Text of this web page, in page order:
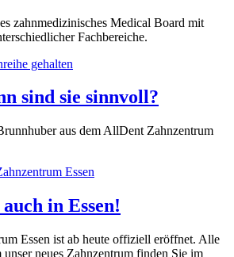
zahnmedizinisches Medical Board mit
Fachbereiche.
sind sie sinnvoll?
aus dem AllDent Zahnzentrum
in Essen!
Essen ist ab heute offiziell eröffnet. Alle
neues Zahnzentrum finden Sie im